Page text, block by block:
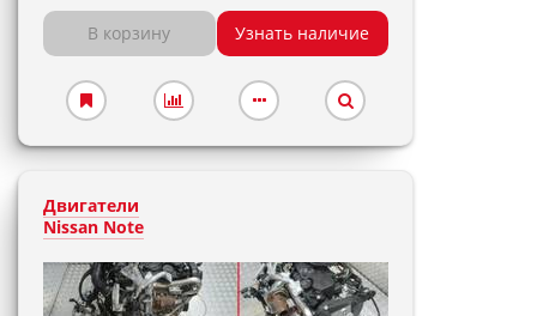
В корзину Узнать наличие
Двигатели
Nissan Note